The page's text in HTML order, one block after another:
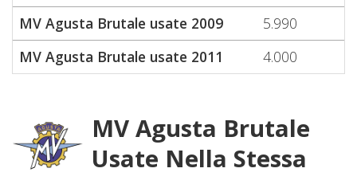
MV Agusta Brutale usate 2009
5.990
MV Agusta Brutale usate 2011
4.000
MV Agusta Brutale
Usate Nella Stessa